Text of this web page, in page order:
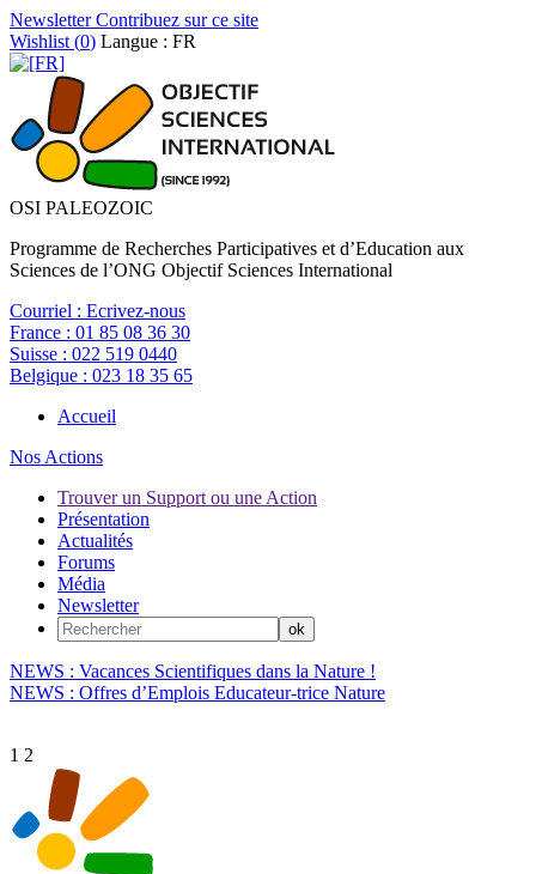
NewsletterContribuez sur ce site
Wishlist (0) Langue : FR
OSI PALEOZOIC
Programme de Recherches Participatives et d’Education aux
Sciences de l’ONG Objectif Sciences International
Courriel : Ecrivez-nous
France : 01 85 08 36 30
Suisse : 022 519 0440
Belgique : 023 18 35 65
Accueil
Nos Actions
Trouver un Support ou une Action
Présentation
Actualités
Forums
Média
Newsletter
NEWS : Vacances Scientifiques dans la Nature !
NEWS : Offres d’Emplois Educateur-trice Nature
1 2